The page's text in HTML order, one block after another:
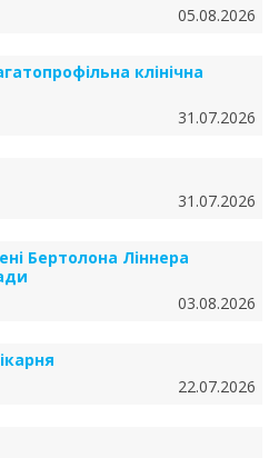
05.08.2026
клінічна
31.07.2026
31.07.2026
Бертолона Ліннера
03.08.2026
22.07.2026